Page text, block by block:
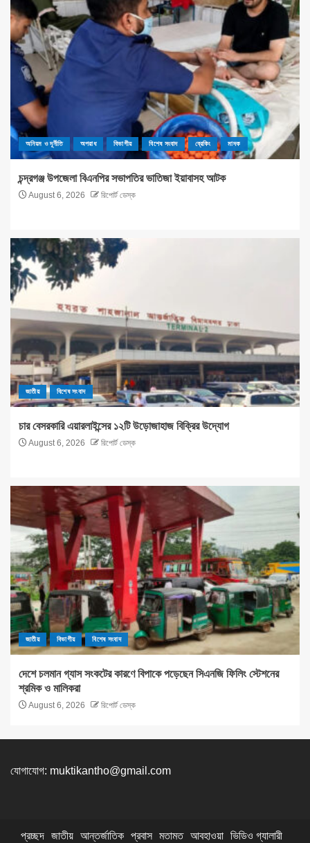
অনিয়ম ও দূর্নীতি অপরাধ বিভাগীয় বিশেষ সংবাদ ব্রেকিং মাদক
চন্দ্রগঞ্জ উপজেলা বিএনপির সভাপতির ভাতিজা ইয়াবাসহ আটক
August 6, 2026 রিপোর্ট ডেস্ক
জাতীয় বিশেষ সংবাদ
চার বেসরকারি এয়ারলাইন্সের ১২টি উড়োজাহাজ বিক্রির উদ্যোগ
August 6, 2026 রিপোর্ট ডেস্ক
জাতীয় বিভাগীয় বিশেষ সংবাদ
দেশে চলমান গ্যাস সংকটের কারণে বিপাকে পড়েছেন সিএনজি ফিলিং স্টেশনের
শ্রমিক ও মালিকরা
August 6, 2026 রিপোর্ট ডেস্ক
যোগাযোগ: muktikantho@gmail.com
প্রচ্ছদ জাতীয় আন্তর্জাতিক প্রবাস মতামত আবহাওয়া ভিডিও গ্যালারী